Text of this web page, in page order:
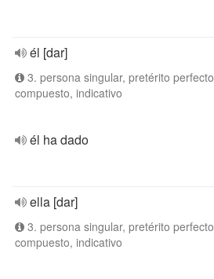
él [dar]
3. persona singular, pretérito perfecto
compuesto, indicativo
él ha dado
ella [dar]
3. persona singular, pretérito perfecto
compuesto, indicativo